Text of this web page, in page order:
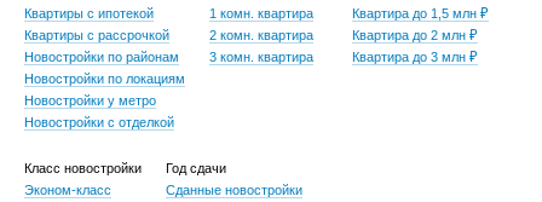
Квартиры с ипотекой
Квартиры с рассрочкой
Новостройки по районам
Новостройки по локациям
Новостройки у метро
Новостройки с отделкой
1 комн. квартира
2 комн. квартира
3 комн. квартира
Квартира до 1,5 млн ₽
Квартира до 2 млн ₽
Квартира до 3 млн ₽
Класс новостройки
Эконом-класс
Год сдачи
Сданные новостройки